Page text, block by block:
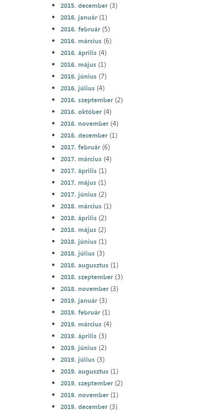
2015. december(3)
2016. január(1)
2016. február(5)
2016. március(6)
2016. április(4)
2016. május(1)
2016. június(7)
2016. július(4)
2016. szeptember(2)
2016. október(4)
2016. november(4)
2016. december(1)
2017. február(6)
2017. március(4)
2017. április(1)
2017. május(1)
2017. június(2)
2018. március(1)
2018. április(2)
2018. május(2)
2018. június(1)
2018. július(3)
2018. augusztus(1)
2018. szeptember(3)
2018. november(3)
2019. január(3)
2019. február(1)
2019. március(4)
2019. április(3)
2019. június(2)
2019. július(3)
2019. augusztus(1)
2019. szeptember(2)
2019. november(1)
2019. december(3)